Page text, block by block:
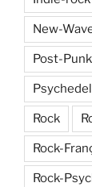
New-
Post-Punk
Rock
Rock-
Rock-